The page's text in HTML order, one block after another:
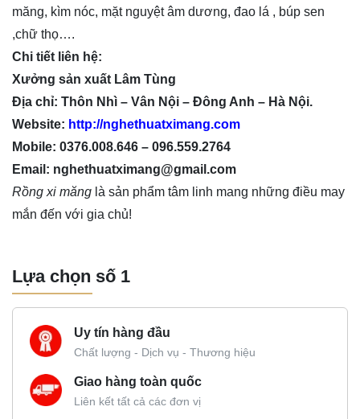
măng, kìm nóc, mặt nguyệt âm dương, đao lá , búp sen
,chữ thọ….
Chi tiết liên hệ:
Xưởng sản xuất Lâm Tùng
Địa chỉ: Thôn Nhì – Vân Nội – Đông Anh – Hà Nội.
Website: http://nghethuatximang.com
Mobile: 0376.008.646 – 096.559.2764
Email: nghethuatximang@gmail.com
Rồng xi măng là sản phẩm tâm linh mang những điều may
mắn đến với gia chủ!
Lựa chọn số 1
Uy tín hàng đầu
Chất lượng - Dịch vụ - Thương hiệu
Giao hàng toàn quốc
Liên kết tất cả các đơn vị